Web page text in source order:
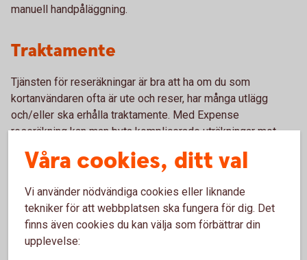
manuell handpåläggning.
Traktamente
Tjänsten för reseräkningar är bra att ha om du som
kortanvändaren ofta är ute och reser, har många utlägg
och/eller ska erhålla traktamente. Med Expense
reseräkning kan man byta komplicerade uträkningar mot
redovisat traktamente genom att:
Lägg till resa samt ange avreseort och destination för
inrikes eller utrikes resor
Spara och skicka
Våra cookies, ditt val
Vi använder nödvändiga cookies eller liknande
tekniker för att webbplatsen ska fungera för dig. Det
finns även cookies du kan välja som förbättrar din
upplevelse: